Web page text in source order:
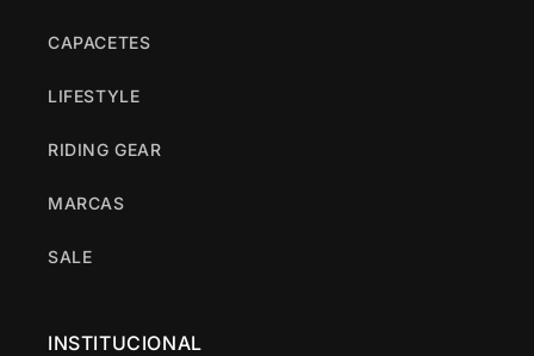
CAPACETES
LIFESTYLE
RIDING GEAR
MARCAS
SALE
INSTITUCIONAL